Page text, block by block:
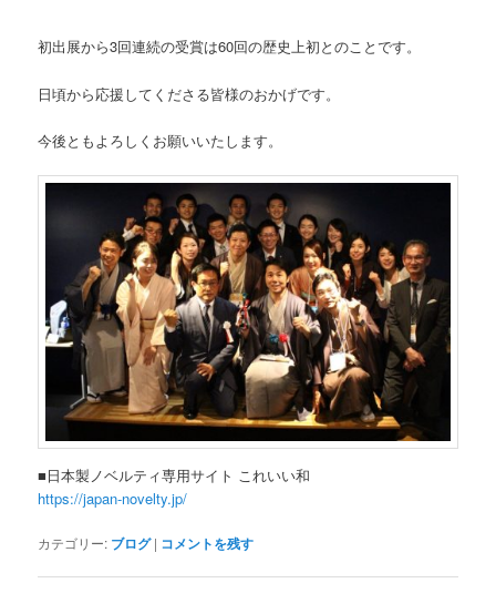
初出展から3回連続の受賞は60回の歴史上初とのことです。
日頃から応援してくださる皆様のおかげです。
今後ともよろしくお願いいたします。
■日本製ノベルティ専用サイト これいい和
https://japan-novelty.jp/
カテゴリー: ブログ | コメントを残す